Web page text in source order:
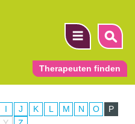
Therapeuten finden
I J K L M N O
P